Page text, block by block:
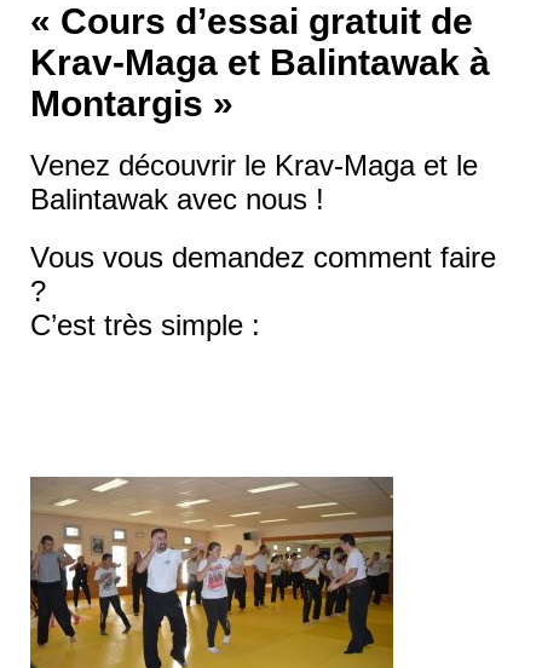
« Cours d’essai gratuit de
Krav-Maga et Balintawak à
Montargis »
Venez découvrir le Krav-Maga et le
Balintawak avec nous !
Vous vous demandez comment faire
?
C’est très simple :